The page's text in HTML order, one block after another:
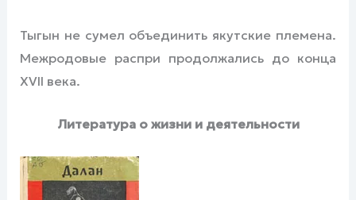
Тыгын не сумел объединить якутские племена.
Межродовые распри продолжались до конца
XVII века.
Литература о жизни и деятельности